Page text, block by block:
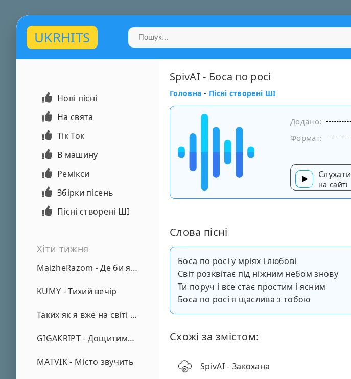
UKRHITS
Нові пісні
На свята
Тік Ток
В машину
Ремікси
Збірки пісень
Пісні створені ШІ
Хіти тижня
MaizheRazom - Де би я не був
KUMY - Тихий вечір
Таких як я вже на світі нема - А. Малярник
GIGAKRIPT - Дощитиме зима
MATVIK - Місто звучить
SpivAI - Боса по росі
Головна - Пісні створені ШІ
Додано:
Формат:
Слухати
на сайті
Слова пісні
Боса по росі у мріях і любові
Світ розквітає під ніжним небом знову
Ти поруч і все стає простим і ясним
Боса по росі я щаслива з тобою
Схожі за змістом:
SpivAI - Закохана